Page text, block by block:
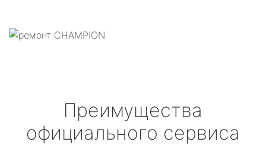
Преимущества
официального сервиса